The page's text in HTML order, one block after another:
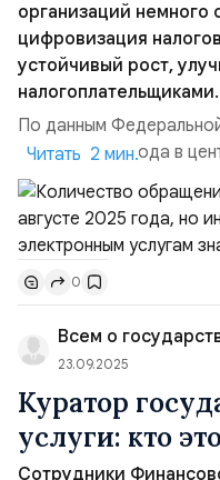
организаций немного
цифровизация
устойчивый рост,
налогоплательщиками.
По данным
августе 2025 года в
поступило 6 353
них 86 % направили
юридические.
четвертей, поступили
«Обратиться в ФНС
Читать 2 мин.
0
23.09.2025
Куратор
услуги: кто
Сотрудники